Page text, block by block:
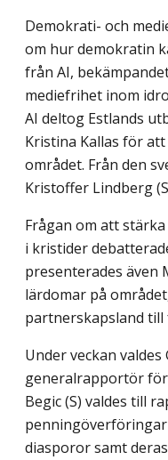
Demokrati- och
om hur demokratin
från AI,
mediefrihet inom
AI deltog Estlands
Kristina Kallas för
området. Från den
Kristoffer Lindberg
Frågan om att
i kristider
presenterades även
lärdomar på
partnerskapsland till
Under veckan
generalrapportör
Begic (S) valdes till
diasporor samt